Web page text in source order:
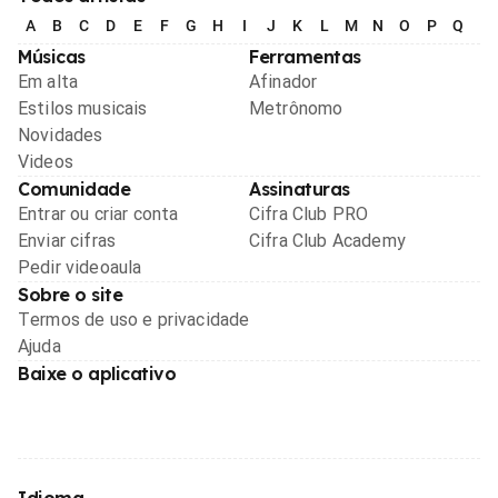
A B C D E F G H I J K L M N O P Q
Músicas
Em alta
Estilos musicais
Novidades
Videos
Ferramentas
Afinador
Metrônomo
Comunidade
Entrar ou criar conta
Enviar cifras
Pedir videoaula
Assinaturas
Cifra Club PRO
Cifra Club Academy
Sobre o site
Termos de uso e privacidade
Ajuda
Baixe o aplicativo